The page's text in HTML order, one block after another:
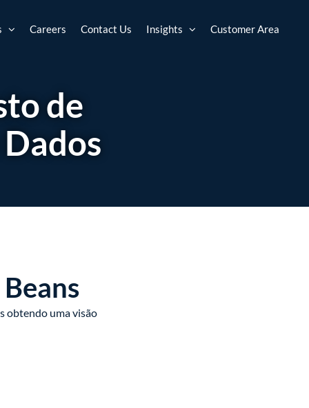
Careers Contact Us Insights Customer Area
de
obtendo uma visão